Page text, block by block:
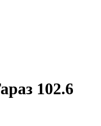
102.6